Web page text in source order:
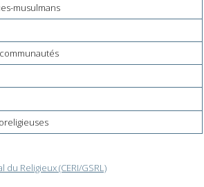
musulmans
Religieux (CERI/GSRL)